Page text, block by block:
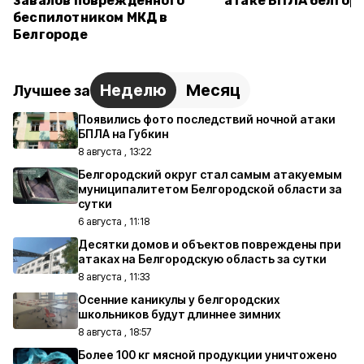
беспилотником МКД в
Белгороде
Лучшее за Неделю Месяц
Появились фото последствий ночной атаки
БПЛА на Губкин
8 августа , 13:22
Белгородский округ стал самым атакуемым
муниципалитетом Белгородской области за
сутки
6 августа , 11:18
Десятки домов и объектов повреждены при
атаках на Белгородскую область за сутки
8 августа , 11:33
Осенние каникулы у белгородских
школьников будут длиннее зимних
8 августа , 18:57
Более 100 кг мясной продукции уничтожено